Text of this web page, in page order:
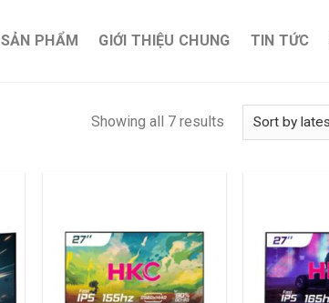
SẢN PHẨM GIỚI THIỆU CHUNG TIN TỨC
Showing all 7 results